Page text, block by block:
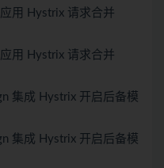
用 Hystrix 请求合并
用 Hystrix 请求合并
集成 Hystrix 开启后备模
集成 Hystrix 开启后备模